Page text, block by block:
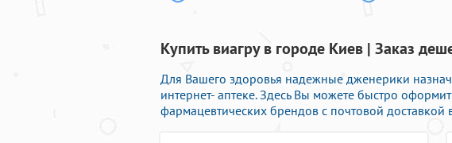
Купить виагру в городе Киев | Заказ
Для Вашего здоровья надежные дженерики
интернет- аптеке. Здесь Вы можете быстро
фармацевтических брендов с почтовой доставкой